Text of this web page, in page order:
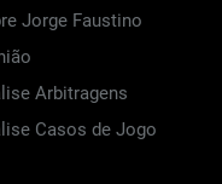
Jorge Faustino
Arbitragens
Casos de Jogo